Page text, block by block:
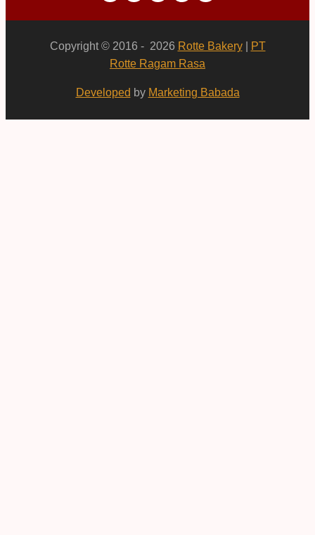
Copyright © 2016 - 2026 Rotte Bakery|
PT
Rotte Ragam Rasa
Developed by Marketing Babada